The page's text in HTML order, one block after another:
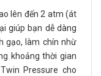
lên đến 2 atm (át
giúp bạn dễ dàng
gạo, làm chín nhừ
khoảng thời gian
Pressure cho